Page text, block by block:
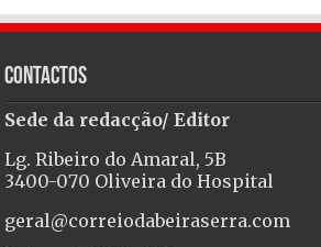
Contactos
Sede da redacção/ Editor
Lg. Ribeiro do Amaral, 5B
3400-070 Oliveira do Hospital
geral@correiodabeiraserra.com